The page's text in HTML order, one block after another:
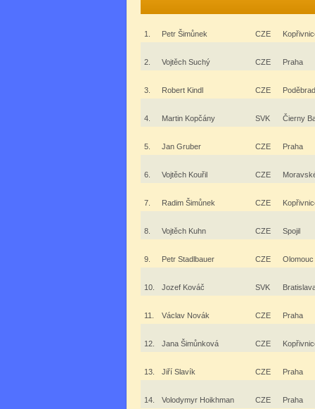
1. Petr Šimůnek CZE
2. Vojtěch Suchý CZE Praha
3. Robert Kindl CZE
4. Martin Kopčány SVK Čierny
5. Jan Gruber CZE Praha
6. Vojtěch Kouřil CZE
7. Radim Šimůnek CZE
8. Vojtěch Kuhn CZE Spojil
9. Petr Stadlbauer CZE Olomouc
10. Jozef Kováč SVK
11. Václav Novák CZE Praha
12. Jana Šimůnková CZE
13. Jiří Slavík CZE Praha
14. Volodymyr Hoikhman CZE Praha